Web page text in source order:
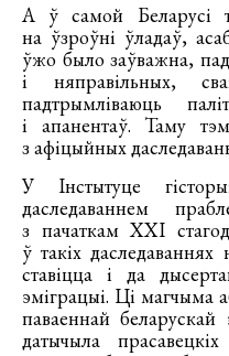
А ў самой Беларусі
на ўзроўні ўладаў,
ўжо было заўважна,
і няправільных,
падтрымліваюць
і апанентаў. Таму
з афіцыйных
У Інстытуце
даследаваннем
з пачаткам ХХІ
ў такіх
ставіцца і да
эміграцыі. Ці магчыма
паваеннай беларускай
датычыла